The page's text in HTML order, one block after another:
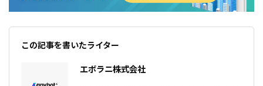
この記事を書いたライター
エボラニ株式会社